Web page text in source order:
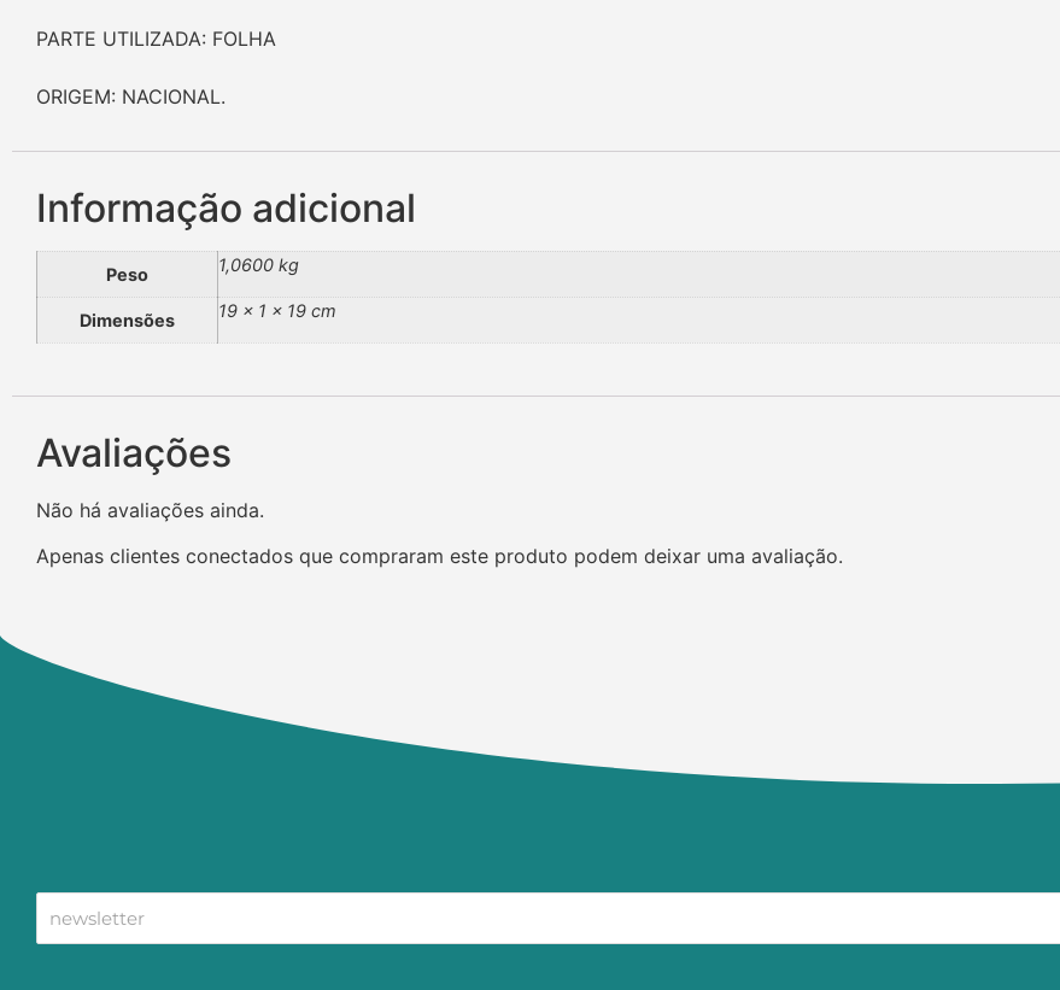
PARTE UTILIZADA: FOLHA
ORIGEM: NACIONAL.
Informação adicional
Peso 1,0600 kg
Dimensões 19 × 1 × 19 cm
Avaliações
Não há avaliações ainda.
Apenas clientes conectados que compraram este produto podem deixar uma avaliação.